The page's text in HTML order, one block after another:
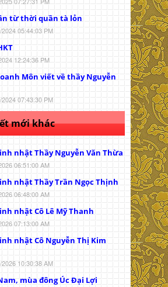
từ thời quần tà lỏn
05:44:03 PM
12:24:36 PM
Môn viết về thầy Nguyễn
07:43:30 PM
mới khác
nhật Thầy Nguyễn Văn Thừa
06:51:00 AM
nhật Thầy Trần Ngọc Thịnh
06:48:00 AM
nhật Cô Lê Mỹ Thanh
07:13:00 AM
nhật Cô Nguyễn Thị Kim
10:30:38 AM
mùa đông Úc Đại Lợi